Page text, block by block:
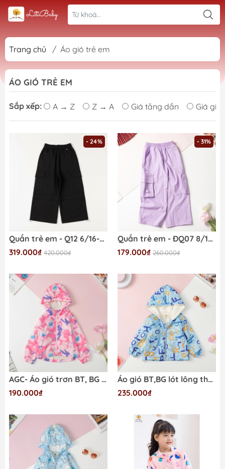
Trang chủ / Áo gió trẻ em
ÁO GIÓ TRẺ EM
Sắp xếp: A → Z Z → A Giá tăng dần Giá
- 24%
Quần trẻ em - Q12 6/16-Quần gió
319.000₫ 420.000₫
- 31%
Quần trẻ em - ĐQ07 8/14 quần gió
179.000₫ 260.000₫
AGC- Áo gió trơn BT, BG 6/10
190.000₫
Áo gió BT,BG lót lông thỏ 2/10
235.000₫